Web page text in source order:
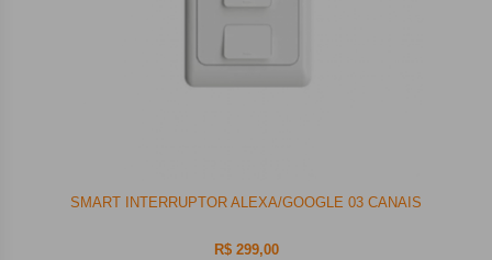
SMART INTERRUPTOR ALEXA/GOOGLE 03 CANAIS
R$ 299,00